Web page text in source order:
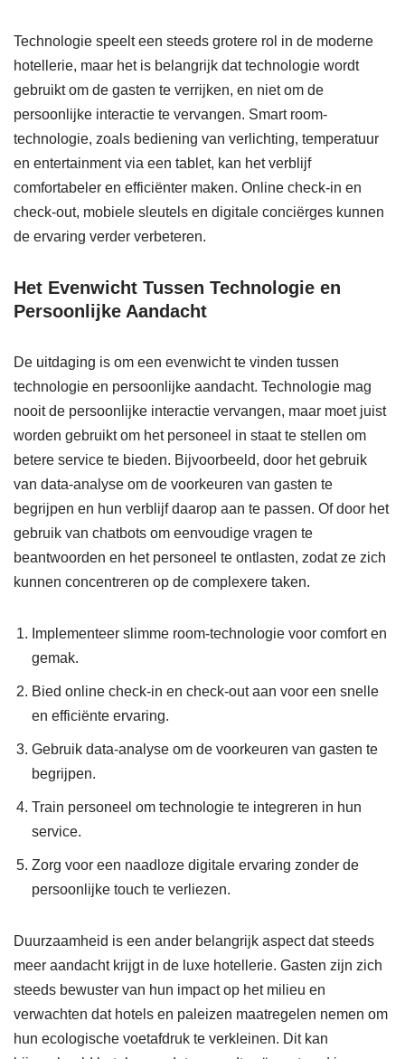
Technologie speelt een steeds grotere rol in de moderne
hotellerie, maar het is belangrijk dat technologie wordt
gebruikt om de gasten te verrijken, en niet om de
persoonlijke interactie te vervangen. Smart room-
technologie, zoals bediening van verlichting, temperatuur
en entertainment via een tablet, kan het verblijf
comfortabeler en efficiënter maken. Online check-in en
check-out, mobiele sleutels en digitale conciërges kunnen
de ervaring verder verbeteren.
Het Evenwicht Tussen Technologie en
Persoonlijke Aandacht
De uitdaging is om een evenwicht te vinden tussen
technologie en persoonlijke aandacht. Technologie mag
nooit de persoonlijke interactie vervangen, maar moet juist
worden gebruikt om het personeel in staat te stellen om
betere service te bieden. Bijvoorbeeld, door het gebruik
van data-analyse om de voorkeuren van gasten te
begrijpen en hun verblijf daarop aan te passen. Of door het
gebruik van chatbots om eenvoudige vragen te
beantwoorden en het personeel te ontlasten, zodat ze zich
kunnen concentreren op de complexere taken.
Implementeer slimme room-technologie voor comfort en
gemak.
Bied online check-in en check-out aan voor een snelle
en efficiënte ervaring.
Gebruik data-analyse om de voorkeuren van gasten te
begrijpen.
Train personeel om technologie te integreren in hun
service.
Zorg voor een naadloze digitale ervaring zonder de
persoonlijke touch te verliezen.
Duurzaamheid is een ander belangrijk aspect dat steeds
meer aandacht krijgt in de luxe hotellerie. Gasten zijn zich
steeds bewuster van hun impact op het milieu en
verwachten dat hotels en paleizen maatregelen nemen om
hun ecologische voetafdruk te verkleinen. Dit kan